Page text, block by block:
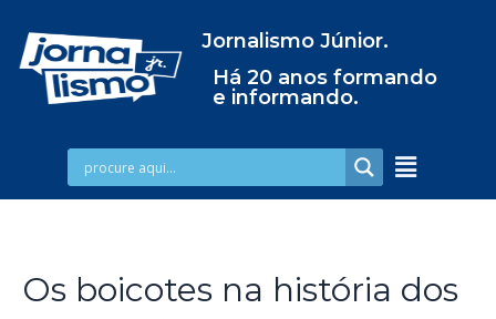
Jornalismo Júnior.
Há 20 anos formando
e informando.
Os boicotes na história dos